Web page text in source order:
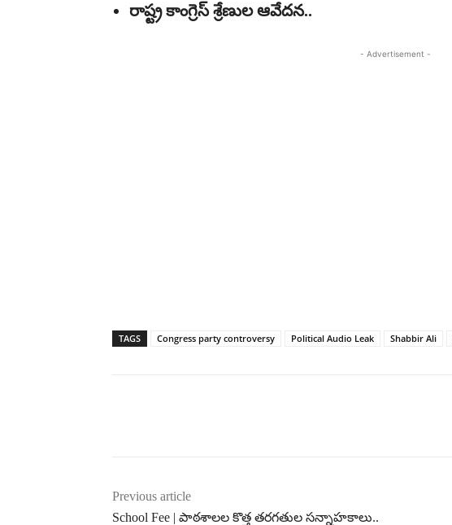
రాష్ట్ర కాంగ్రెస్ శ్రేణుల ఆవేదన..
- Advertisement -
TAGS Congress party controversy Political Audio Leak Shabbir Ali
Previous article
School Fee | పాఠశాలల కొత్త తరగతుల సన్నాహకాలు..